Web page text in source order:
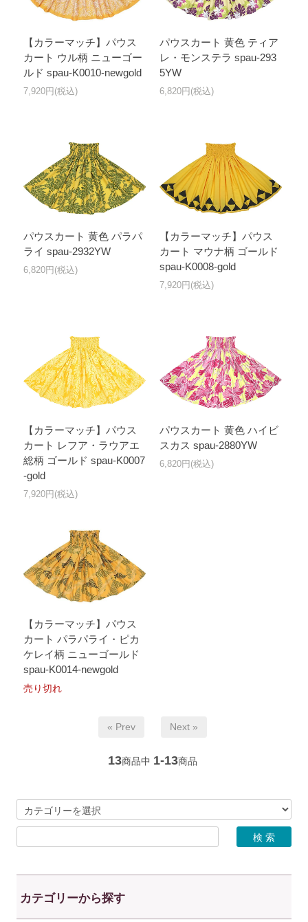
【カラーマッチ】パウス
カート ウル柄 ニューゴー
ルド spau-K0010-newgold
7,920円(税込)
パウスカート 黄色 ティア
レ・モンステラ spau-293
5YW
6,820円(税込)
パウスカート 黄色 パラパ
ライ spau-2932YW
6,820円(税込)
【カラーマッチ】パウス
カート マウナ柄 ゴールド
spau-K0008-gold
7,920円(税込)
【カラーマッチ】パウス
カート レフア・ラウアエ
総柄 ゴールド spau-K0007
-gold
7,920円(税込)
パウスカート 黄色 ハイビ
スカス spau-2880YW
6,820円(税込)
【カラーマッチ】パウス
カート パラパライ・ピカ
ケレイ柄 ニューゴールド
spau-K0014-newgold
売り切れ
« Prev Next »
13商品中 1-13商品
カテゴリーから探す